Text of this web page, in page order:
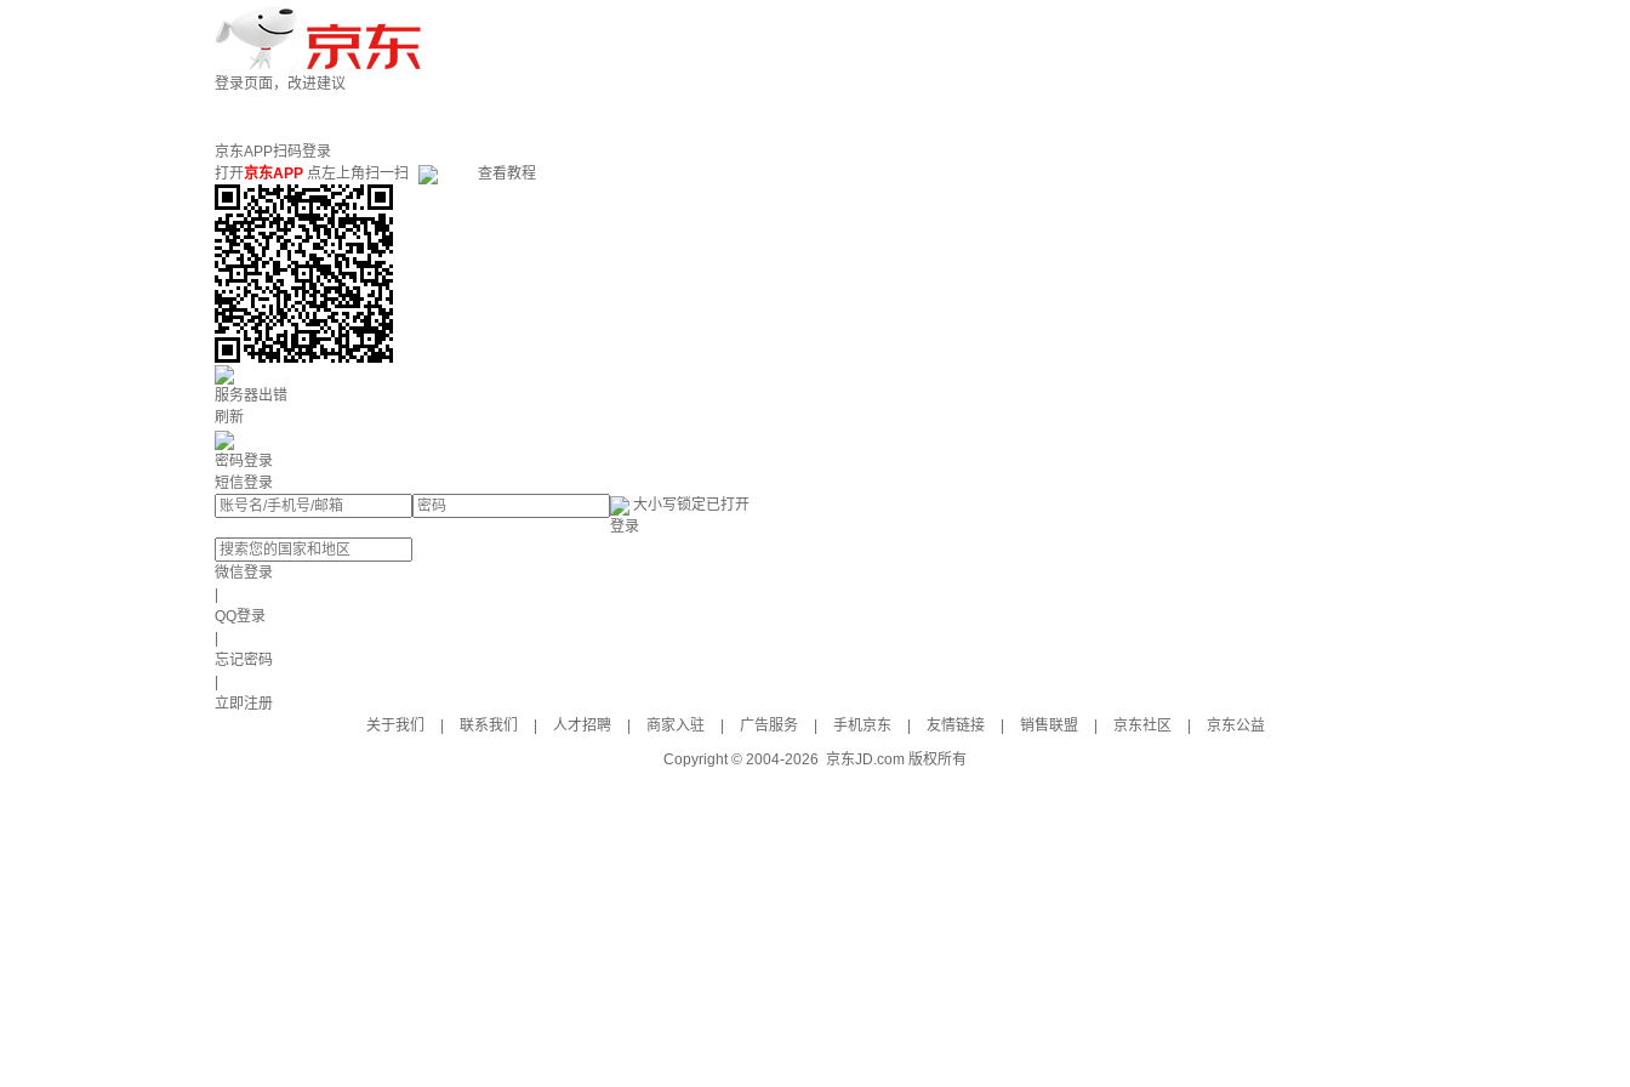
登录页面，改进建议
京东APP扫码登录
打开京东APP 点左上角扫一扫 查看教程
服务器出错
刷新
密码登录
短信登录
大小写锁定已打开
登录
微信登录
QQ登录
忘记密码
立即注册
关于我们
联系我们 人才招聘 商家入驻 广告服务 手机京东 友情链接 销售联盟 京东社区
京东公益
Copyright © 2004-2026 京东JD.com 版权所有